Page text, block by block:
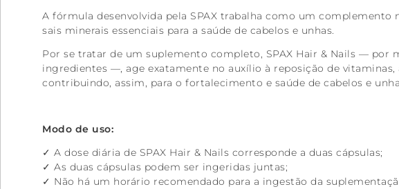
A fórmula desenvolvida pela SPAX trabalha como um
sais minerais essenciais para a saúde de cabelos e unhas.
Por se tratar de um suplemento completo, SPAX Hair & Nails —
ingredientes —, age exatamente no auxílio à reposição de
contribuindo, assim, para o fortalecimento e saúde de cabelos e
Modo de uso:
✓ A dose diária de SPAX Hair & Nails corresponde a duas cápsulas;
✓ As duas cápsulas podem ser ingeridas juntas;
✓ Não há um horário recomendado para a ingestão da